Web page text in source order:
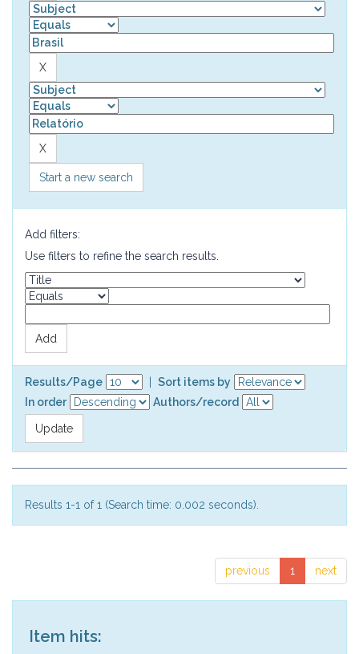
Start a new search
Add filters:
Use filters to refine the search results.
Results/Page
Sort items by
In order
Authors/record
Results 1-1 of 1 (Search time: 0.002 seconds).
previous 1 next
Item hits: